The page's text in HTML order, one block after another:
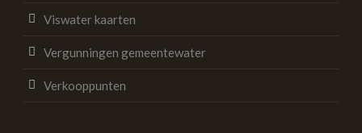
Viswater kaarten
Vergunningen gemeentewater
Verkooppunten